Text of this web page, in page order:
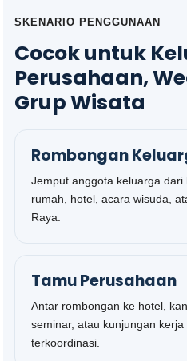
SKENARIO PENGGUNAAN
Cocok untuk
Perusahaan,
Grup Wisata
Rombongan
Jemput anggota keluarga
rumah, hotel, acara wisuda,
Raya.
Tamu Perusahaan
Antar rombongan ke hotel,
seminar, atau kunjungan
terkoordinasi.